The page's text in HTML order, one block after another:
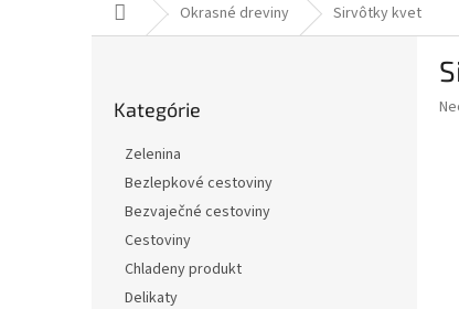
Domov Okrasné dreviny Sirvôtky kvet
kategórie
Kategórie
Zelenina
Bezlepkové cestoviny
Bezvaječné cestoviny
Cestoviny
Chladeny produkt
Delikaty